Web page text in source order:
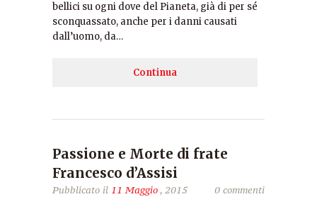
bellici su ogni dove del Pianeta, già di per sé
sconquassato, anche per i danni causati
dall’uomo, da…
Continua
Passione e Morte di frate
Francesco d’Assisi
Pubblicato il 11 Maggio, 2015 0 commenti